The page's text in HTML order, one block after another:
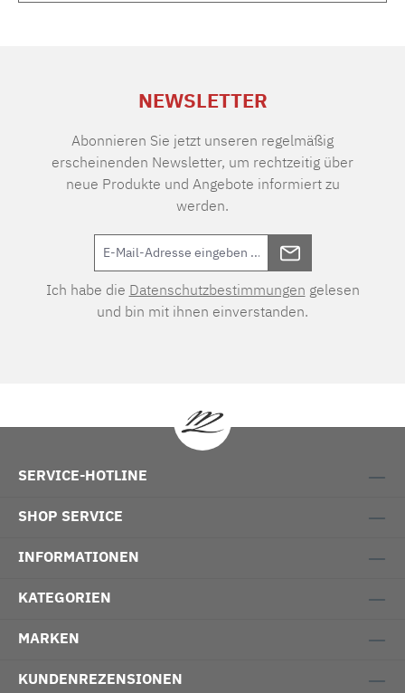
NEWSLETTER
Abonnieren Sie jetzt unseren regelmäßig
erscheinenden Newsletter, um rechtzeitig über
neue Produkte und Angebote informiert zu
werden.
Ich habe die Datenschutzbestimmungen gelesen
und bin mit ihnen einverstanden.
SERVICE-HOTLINE
SHOP SERVICE
INFORMATIONEN
KATEGORIEN
MARKEN
KUNDENREZENSIONEN